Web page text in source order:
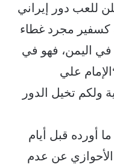
للعب دور إيراني
كسفير مجرد غطاء
في اليمن، فهو في
علي
ولكم تخيل الدور
أورده قبل أيام
عن عدم